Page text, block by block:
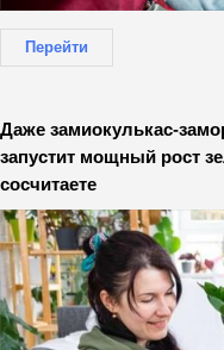
Перейти
Даже замиокулькас-
запустит мощный рост
сосчитаете